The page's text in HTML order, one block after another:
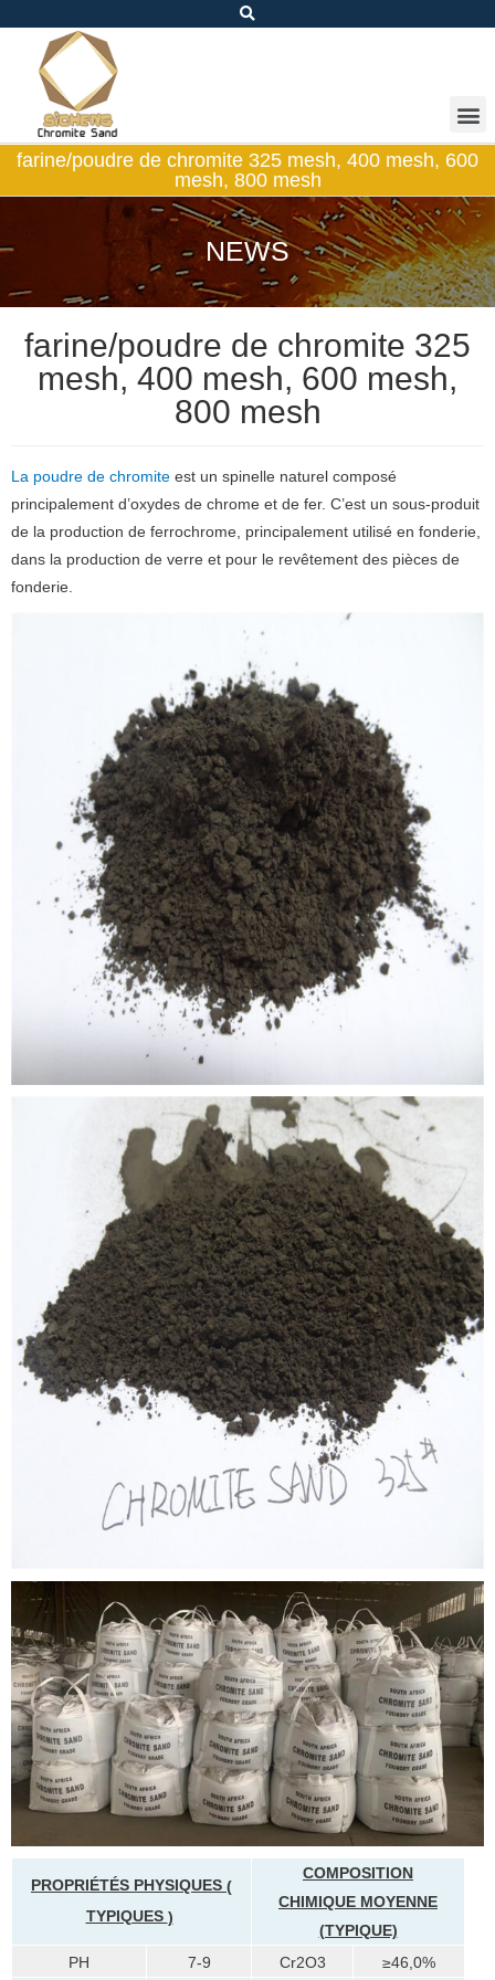
farine/poudre de chromite 325 mesh, 400 mesh, 600
mesh, 800 mesh
NEWS
farine/poudre de chromite 325
mesh, 400 mesh, 600 mesh,
800 mesh
La poudre de chromite est un spinelle naturel composé
principalement d’oxydes de chrome et de fer. C’est un sous-produit
de la production de ferrochrome, principalement utilisé en fonderie,
dans la production de verre et pour le revêtement des pièces de
fonderie.
PROPRIÉTÉS PHYSIQUES (
TYPIQUES )
COMPOSITION
CHIMIQUE MOYENNE
(TYPIQUE)
PH
7-9 Cr2O3 ≥46,0%